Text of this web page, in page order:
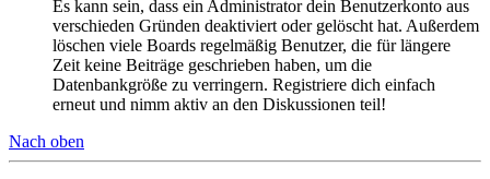
Es kann sein, dass ein Administrator dein Benutzerkonto aus
verschieden Gründen deaktiviert oder gelöscht hat. Außerdem
löschen viele Boards regelmäßig Benutzer, die für längere
Zeit keine Beiträge geschrieben haben, um die
Datenbankgröße zu verringern. Registriere dich einfach
erneut und nimm aktiv an den Diskussionen teil!
Nach oben